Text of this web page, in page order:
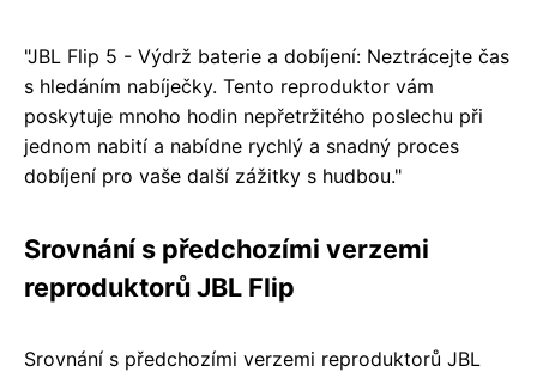
"JBL Flip 5 - Výdrž baterie a dobíjení: Neztrácejte čas
s hledáním nabíječky. Tento reproduktor vám
poskytuje mnoho hodin nepřetržitého poslechu při
jednom nabití a nabídne rychlý a snadný proces
dobíjení pro vaše další zážitky s hudbou."
Srovnání s předchozími verzemi
reproduktorů JBL Flip
Srovnání s předchozími verzemi reproduktorů JBL